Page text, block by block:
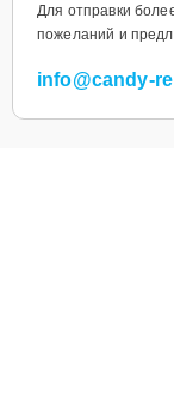
Для отправки
пожеланий и
info@candy-